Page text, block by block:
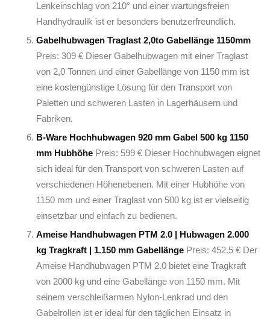
Lenkeinschlag von 210° und einer wartungsfreien
Handhydraulik ist er besonders benutzerfreundlich.
Gabelhubwagen Traglast 2,0to Gabellänge 1150mm
Preis: 309 € Dieser Gabelhubwagen mit einer Traglast
von 2,0 Tonnen und einer Gabellänge von 1150 mm ist
eine kostengünstige Lösung für den Transport von
Paletten und schweren Lasten in Lagerhäusern und
Fabriken.
B-Ware Hochhubwagen 920 mm Gabel 500 kg 1150
mm Hubhöhe Preis: 599 € Dieser Hochhubwagen eignet
sich ideal für den Transport von schweren Lasten auf
verschiedenen Höhenebenen. Mit einer Hubhöhe von
1150 mm und einer Traglast von 500 kg ist er vielseitig
einsetzbar und einfach zu bedienen.
Ameise Handhubwagen PTM 2.0 | Hubwagen 2.000
kg Tragkraft | 1.150 mm Gabellänge Preis: 452.5 € Der
Ameise Handhubwagen PTM 2.0 bietet eine Tragkraft
von 2000 kg und eine Gabellänge von 1150 mm. Mit
seinem verschleißarmen Nylon-Lenkrad und den
Gabelrollen ist er ideal für den täglichen Einsatz in